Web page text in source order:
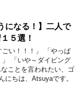
になる！】二人で
５選！
ごい！！！」 「やっぱ
「いや～ダイビング
ことを言われたい、ゴ
にちは、Atsuyaです。